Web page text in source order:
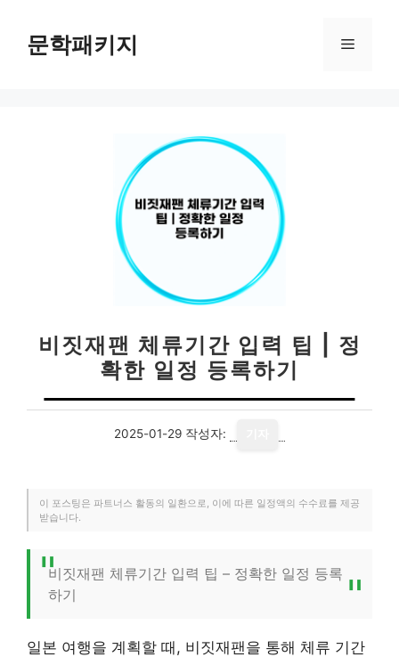
문학패키지 메
비짓재팬 체류기간 입력 팁 | 정
확한 일정 등록하기
2025-01-29 작성자:
이 포스팅은 파트너스 활동의 일환으로, 이에 따른 일정액의 수수료를 제공
받습니다.
비짓재팬 체류기간 입력 팁 – 정확한 일정 등록
하기
일본 여행을 계획할 때, 비짓재팬을 통해 체류 기간